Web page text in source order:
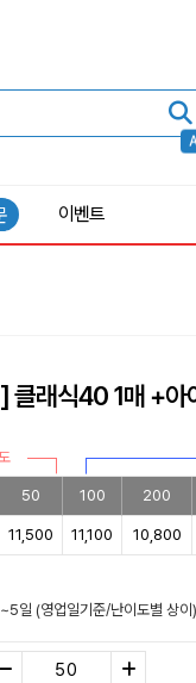
이벤트
클래식40 1매 +아
50 100 200
11,500 11,100 10,800
일 (영업일기준/난이도별 상이)